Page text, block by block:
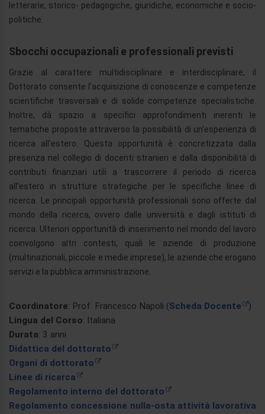
letterarie, storico- pedagogiche, giuridiche, economiche e socio-
politiche.
Sbocchi occupazionali e professionali previsti
Grazie al carattere multidisciplinare e interdisciplinare, il
Dottorato consente l'acquisizione di conoscenze e competenze
scientifiche trasversali e di solide competenze specialistiche.
Inoltre, dà spazio a specifici approfondimenti inerenti le
tematiche proposte attraverso la possibilità di un'esperienza di
ricerca all'estero. Questa opportunità è concretizzata dalla
presenza nel collegio di docenti stranieri e dalla disponibilità di
contributi finanziari utili a trascorrere il periodo di ricerca
all'estero in strutture strategiche per le specifiche linee di
ricerca. Le principali opportunità professionali sono offerte dal
mondo della ricerca, ovvero dalle università e dagli istituti di
ricerca. Ulteriori opportunità di inserimento nel mondo del lavoro
coinvolgono altri contesti, quali le aziende di produzione
(multinazionali, piccole e medie imprese), le aziende che erogano
servizi e la pubblica amministrazione.
Coordinatore: Prof. Francesco Napoli (Scheda Docente
)
Lingua del Corso: Italiana
Durata: 3 anni
Didattica del dottorato
Organi di dottorato
Linee di ricerca
Regolamento interno del dottorato
Regolamento concessione nulla-osta attività lavorativa